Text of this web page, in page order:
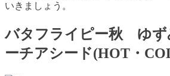
いきましょう。
バタフライピー秋 ゆず
ーチアシード(HOT・